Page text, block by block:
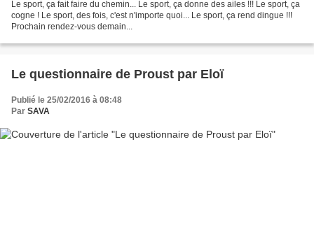
Le sport, ça fait faire du chemin... Le sport, ça donne des ailes !!! Le sport, ça
cogne ! Le sport, des fois, c'est n'importe quoi... Le sport, ça rend dingue !!!
Prochain rendez-vous demain...
Le questionnaire de Proust par Eloï
Publié le 25/02/2016 à 08:48
Par SAVA